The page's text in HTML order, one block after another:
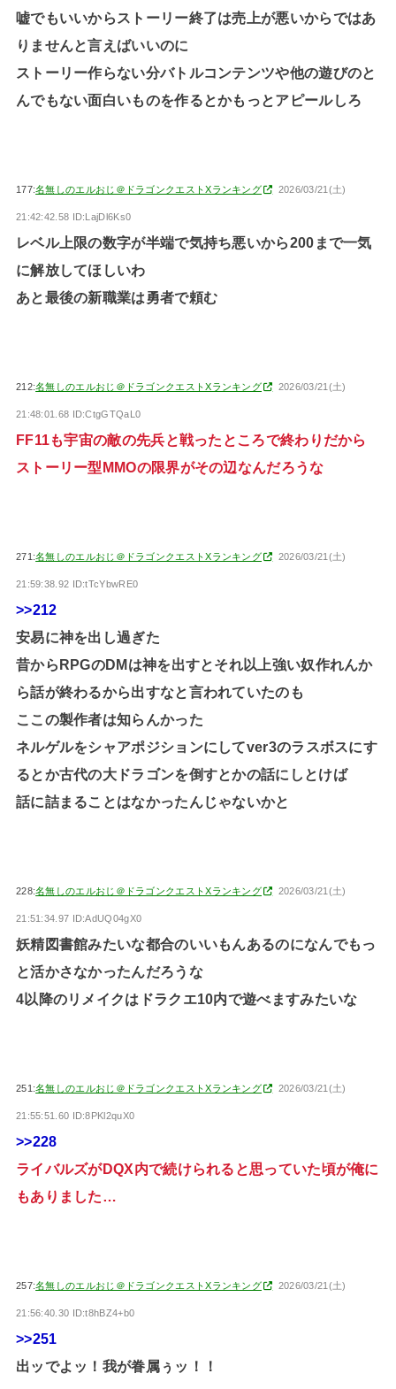
嘘でもいいからストーリー終了は売上が悪いからではあ
りませんと言えばいいのに
ストーリー作らない分バトルコンテンツや他の遊びのと
んでもない面白いものを作るとかもっとアピールしろ
177:名無しのエルおじ＠ドラゴンクエストXランキング 2026/03/21(土)
21:42:42.58 ID:LajDl6Ks0
レベル上限の数字が半端で気持ち悪いから200まで一気
に解放してほしいわ
あと最後の新職業は勇者で頼む
212:名無しのエルおじ＠ドラゴンクエストXランキング 2026/03/21(土)
21:48:01.68 ID:CtgGTQaL0
FF11も宇宙の敵の先兵と戦ったところで終わりだから
ストーリー型MMOの限界がその辺なんだろうな
271:名無しのエルおじ＠ドラゴンクエストXランキング 2026/03/21(土)
21:59:38.92 ID:tTcYbwRE0
>>212
安易に神を出し過ぎた
昔からRPGのDMは神を出すとそれ以上強い奴作れんか
ら話が終わるから出すなと言われていたのも
ここの製作者は知らんかった
ネルゲルをシャアポジションにしてver3のラスボスにす
るとか古代の大ドラゴンを倒すとかの話にしとけば
話に詰まることはなかったんじゃないかと
228:名無しのエルおじ＠ドラゴンクエストXランキング 2026/03/21(土)
21:51:34.97 ID:AdUQ04gX0
妖精図書館みたいな都合のいいもんあるのになんでもっ
と活かさなかったんだろうな
4以降のリメイクはドラクエ10内で遊べますみたいな
251:名無しのエルおじ＠ドラゴンクエストXランキング 2026/03/21(土)
21:55:51.60 ID:8PKl2quX0
>>228
ライバルズがDQX内で続けられると思っていた頃が俺に
もありました…
257:名無しのエルおじ＠ドラゴンクエストXランキング 2026/03/21(土)
21:56:40.30 ID:t8hBZ4+b0
>>251
出ッでよッ！我が眷属ぅッ！！